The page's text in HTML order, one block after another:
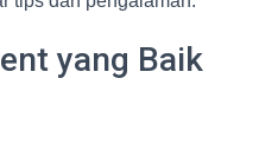
yang Baik